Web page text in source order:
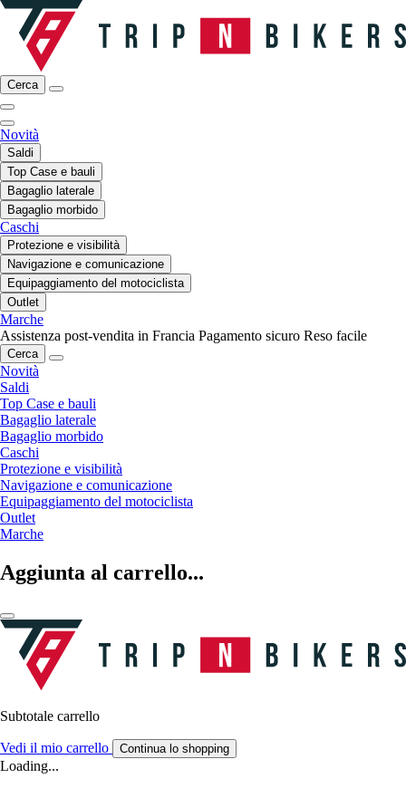
Cerca
Novità
Saldi
Top Case e bauli
Bagaglio laterale
Bagaglio morbido
Caschi
Protezione e visibilità
Navigazione e comunicazione
Equipaggiamento del motociclista
Outlet
Marche
Assistenza post-vendita in Francia Pagamento sicuro Reso facile
Cerca
Novità
Saldi
Top Case e bauli
Bagaglio laterale
Bagaglio morbido
Caschi
Protezione e visibilità
Navigazione e comunicazione
Equipaggiamento del motociclista
Outlet
Marche
Aggiunta al carrello...
Subtotale carrello
Vedi il mio carrello Continua lo shopping
Loading...